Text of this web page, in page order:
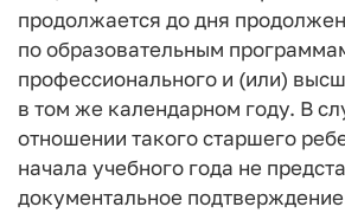
продолжается до дня
по образовательным
профессионального и (или)
в том же календарном году. В
отношении такого старшего
начала учебного года не
документальное